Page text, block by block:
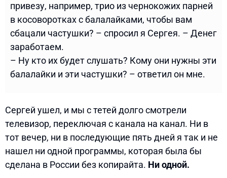
привезу, например, трио из чернокожих парней
в косоворотках с балалайками, чтобы вам
сбацали частушки? – спросил я Сергея. – Денег
заработаем.
– Ну кто их будет слушать? Кому они нужны эти
балалайки и эти частушки? – ответил он мне.
Сергей ушел, и мы с тетей долго смотрели
телевизор, переключая с канала на канал. Ни в
тот вечер, ни в последующие пять дней я так и не
нашел ни одной программы, которая была бы
сделана в России без копирайта. Ни одной.